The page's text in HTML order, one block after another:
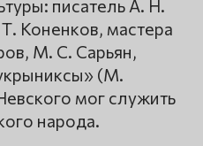
писатель А. Н.
Коненков, мастера
М. С. Сарьян,
(М.
мог служить
народа.